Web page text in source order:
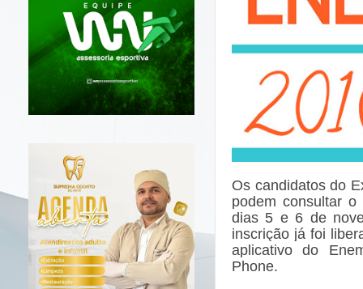
Os candidatos do
podem consultar
dias 5 e 6 de
inscrição já foi
aplicativo do
Phone.